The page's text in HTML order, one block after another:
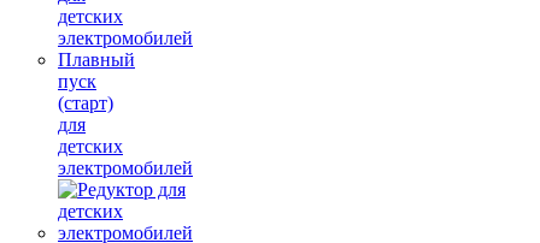
детских
электромобилей
Плавный
пуск
(старт)
для
детских
электромобилей